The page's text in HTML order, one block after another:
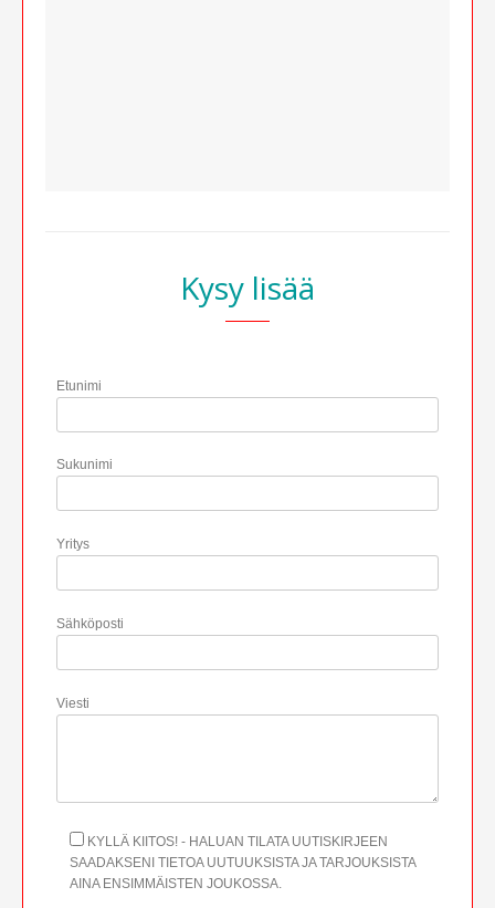
Kysy lisää
Etunimi
Sukunimi
Yritys
Sähköposti
Viesti
KYLLÄ KIITOS! - HALUAN TILATA UUTISKIRJEEN
SAADAKSENI TIETOA UUTUUKSISTA JA TARJOUKSISTA
AINA ENSIMMÄISTEN JOUKOSSA.